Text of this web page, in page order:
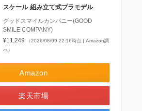
スケール 組み立て式プラモデル
グッドスマイルカンパニー(GOOD
SMILE COMPANY)
¥11,249
（2026/08/09 22:16時点 | Amazon調
べ）
Amazon
楽天市場